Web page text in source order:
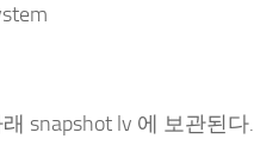
snapshot lv 에 보관된다.